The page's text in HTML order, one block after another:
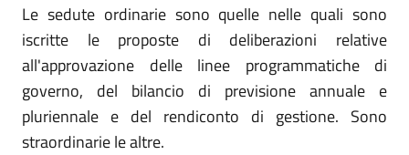
Le sedute ordinarie sono quelle nelle quali sono
iscritte le proposte di deliberazioni relative
all'approvazione delle linee programmatiche di
governo, del bilancio di previsione annuale e
pluriennale e del rendiconto di gestione. Sono
straordinarie le altre.